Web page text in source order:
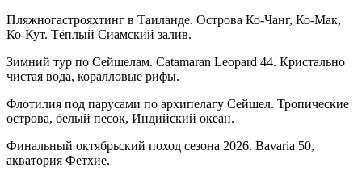
Пляжногастрояхтинг в Таиланде. Острова Ко-Чанг, Ко-Мак,
Ко-Кут. Тёплый Сиамский залив.
Зимний тур по Сейшелам. Catamaran Leopard 44. Кристально
чистая вода, коралловые рифы.
Флотилия под парусами по архипелагу Сейшел. Тропические
острова, белый песок, Индийский океан.
Финальный октябрьский поход сезона 2026. Bavaria 50,
акватория Фетхие.